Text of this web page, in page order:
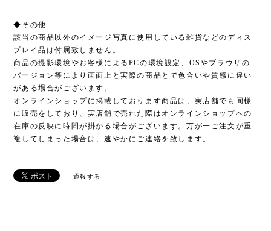
◆その他
該当の商品以外のイメージ写真に使用している雑貨などのディス
プレイ品は付属致しません。
商品の撮影環境やお客様によるPCの環境設定、OSやブラウザの
バージョン等により画面上と実際の商品とで色合いや質感に違い
がある場合がございます。
オンラインショップに掲載しております商品は、実店舗でも同様
に販売をしており、実店舗で売れた際はオンラインショップへの
在庫の反映に時間が掛かる場合がございます。万が一ご注文が重
複してしまった場合は、速やかにご連絡を致します。
通報する